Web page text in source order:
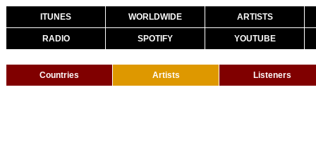
ITUNES WORLDWIDE ARTISTS
RADIO SPOTIFY YOUTUBE
Countries Artists Listeners